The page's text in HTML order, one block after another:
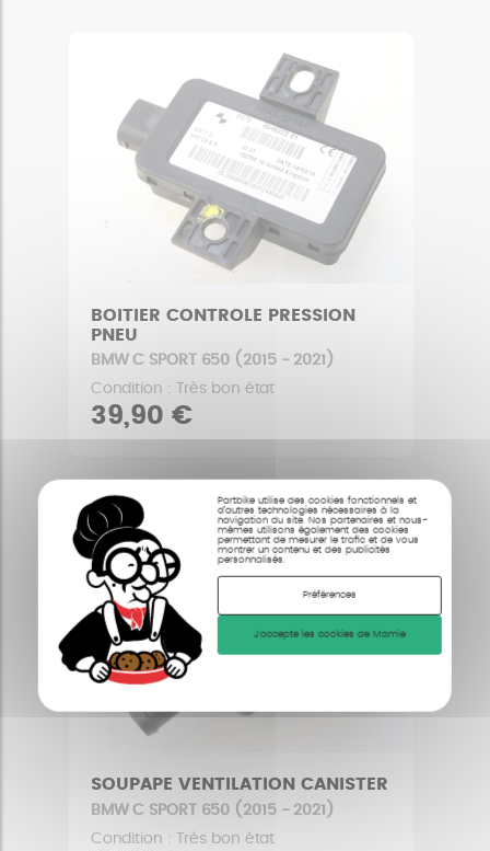
Partbike utilise des cookies fonctionnels et
d’autres technologies nécessaires à la
navigation du site. Nos partenaires et nous-
mêmes utilisons également des cookies
permettant de mesurer le trafic et de vous
montrer un contenu et des publicités
personnalisés.
Préférences
J'accepte les cookies de Mamie
BOITIER CONTROLE PRESSION
PNEU
BMW C SPORT 650 (2015 - 2021)
Condition : Très bon état
39,90 €
SOUPAPE VENTILATION CANISTER
BMW C SPORT 650 (2015 - 2021)
Condition : Très bon état